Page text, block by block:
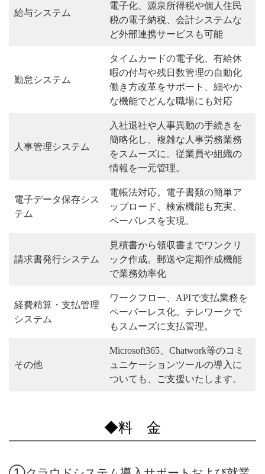
給与システム
電子化、源泉所得税や個人住民
税の電子納税、会計システムな
ど外部連携サービスも可能
勤怠システム
タイムカードの電子化、有給休
暇の付与や残日数管理の自動化
働き方改革をサポート、細やか
な機能でどんな職場にも対応
人事管理システム
入社退社や人事異動の手続きを
簡略化し、複雑な人事労務業務
をスムーズに。従業員や組織の
情報を一元管理。
電子データ保存シス
テム
電帳法対応。電子書類の簡単ア
ップロード、検索機能も充実、
ペーパレスを実現。
請求書発行システム
見積書から領収書までワンクリ
ック作成。郵送や定期作成機能
で業務効率化
経費精算・支払管理
システム
ワークフロー、APIで支払業務を
ペーパーレス化。テレワークで
もスムーズに支払管理。
その他
Microsoft365、Chatwork等のコミ
ュニケーションツールの導入に
ついても、ご支援いたします。
◆料 金